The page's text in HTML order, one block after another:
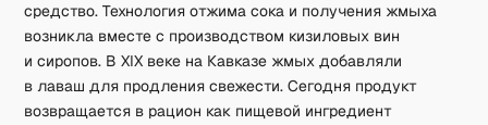
средство. Технология отжима сока и получения жмыха
возникла вместе с производством кизиловых вин
и сиропов. В XIX веке на Кавказе жмых добавляли
в лаваш для продления свежести. Сегодня продукт
возвращается в рацион как пищевой ингредиент